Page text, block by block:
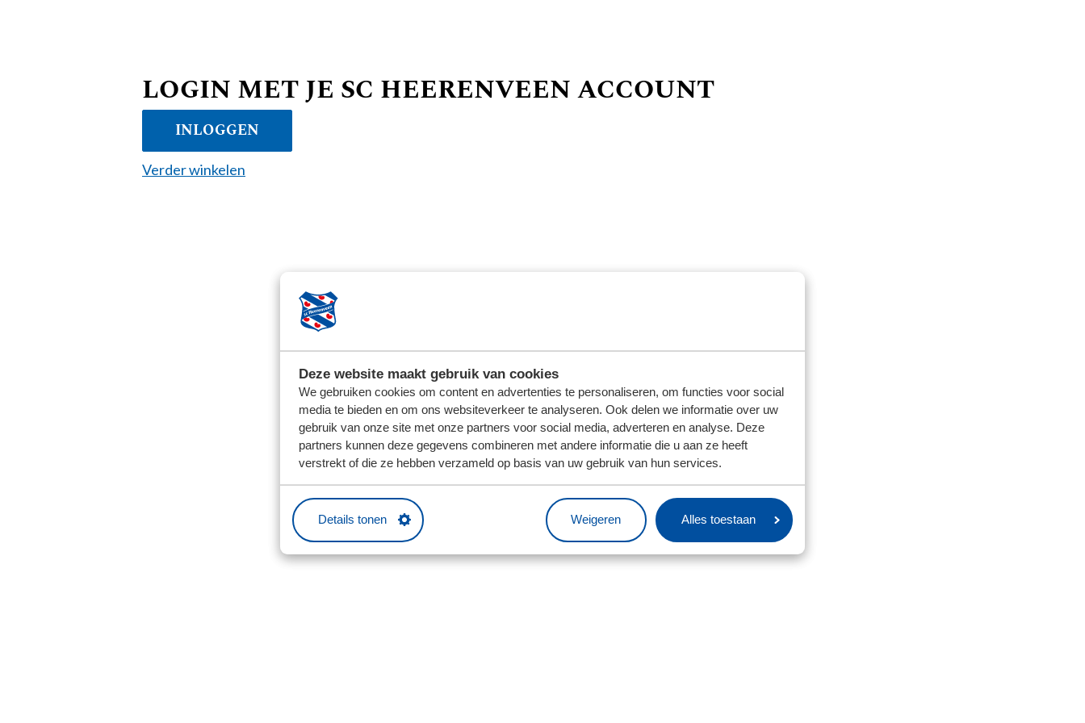
Deze website maakt gebruik van cookies
We gebruiken cookies om content en advertenties te personaliseren, om functies voor social
media te bieden en om ons websiteverkeer te analyseren. Ook delen we informatie over uw
gebruik van onze site met onze partners voor social media, adverteren en analyse. Deze
partners kunnen deze gegevens combineren met andere informatie die u aan ze heeft
verstrekt of die ze hebben verzameld op basis van uw gebruik van hun services.
Details tonen Weigeren Alles toestaan
LOGIN MET JE SC HEERENVEEN ACCOUNT
INLOGGEN
Verder winkelen